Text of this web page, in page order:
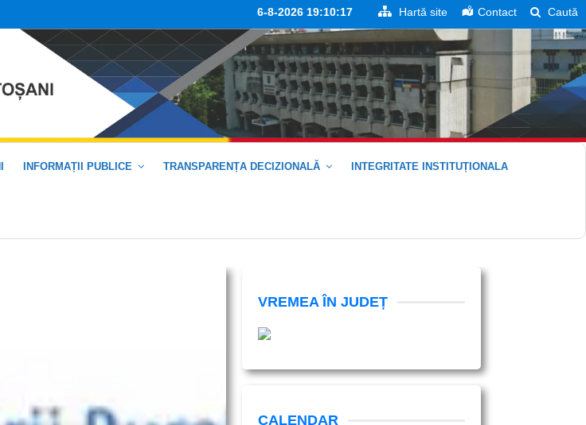
6-8-2026 19:10:17 Hartă site Contact Caută
INFORMAȚII PUBLICE TRANSPARENȚA DECIZIONALĂ INTEGRITATE INSTITUȚIONALA
VREMEA ÎN JUDEȚ
CALENDAR